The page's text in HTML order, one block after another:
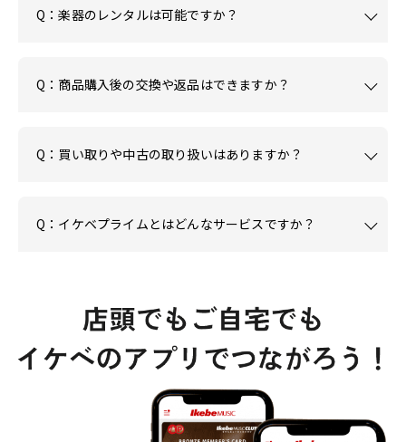
Q：楽器のレンタルは可能ですか？
Q：商品購入後の交換や返品はできますか？
Q：買い取りや中古の取り扱いはありますか？
Q：イケベプライムとはどんなサービスですか？